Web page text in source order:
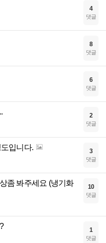
4
댓글
8
댓글
6
댓글
2
댓글
입니다. 3
댓글
좀 봐주세요 (냉기화
10
댓글
1
댓글